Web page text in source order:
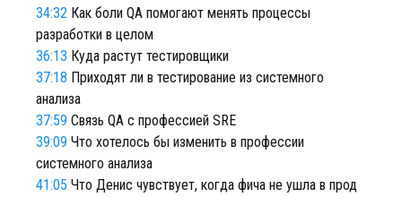
34:32 Как боли QA помогают менять процессы
разработки в целом
36:13 Куда растут тестировщики
37:18 Приходят ли в тестирование из системного
анализа
37:59 Связь QA с профессией SRE
39:09 Что хотелось бы изменить в профессии
системного анализа
41:05 Что Денис чувствует, когда фича не ушла в прод